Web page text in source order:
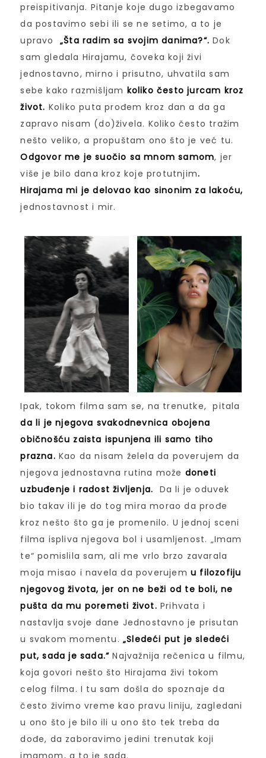
preispitivanja. Pitanje koje dugo izbegavamo
da postavimo sebi ili se ne setimo, a to je
upravo
„Šta radim sa svojim danima?“. Dok
sam gledala Hirajamu, čoveka koji živi
jednostavno, mirno i prisutno, uhvatila sam
sebe kako razmišljam koliko često jurcam kroz
život. Koliko puta prođem kroz dan a da ga
zapravo nisam (do)živela. Koliko često tražim
nešto veliko, a propuštam ono što je već tu.
Odgovor me je suočio sa mnom samom, jer
više je bilo dana kroz koje protutnjim.
Hirajama mi je delovao kao sinonim za lakoću,
jednostavnost i mir.
Ipak, tokom filma sam se, na trenutke, pitala
da li je njegova svakodnevnica obojena
običnošću zaista ispunjena ili samo tiho
prazna. Kao da nisam želela da poverujem da
njegova jednostavna rutina može doneti
uzbuđenje i radost življenja. Da li je oduvek
bio takav ili je do tog mira morao da prođe
kroz nešto što ga je promenilo. U jednoj sceni
filma ispliva njegova bol i usamljenost. „Imam
te“ pomislila sam, ali me vrlo brzo zavarala
moja misao i navela da poverujemu filozofiju
njegovog života, jer on ne beži od te boli, ne
pušta da mu poremeti život. Prihvata i
nastavlja svoje dane Jednostavno je prisutan
u svakom momentu.„Sledeći put je sledeći
put, sada je sada.“ Najvažnija rečenica u filmu,
koja govori nešto što Hirajama živi tokom
celog filma. I tu sam došla do spoznaje da
često živimo vreme kao pravu liniju, zagledani
u ono što je bilo ili u ono što tek treba da
dođe, da zaboravimo jedini trenutak koji